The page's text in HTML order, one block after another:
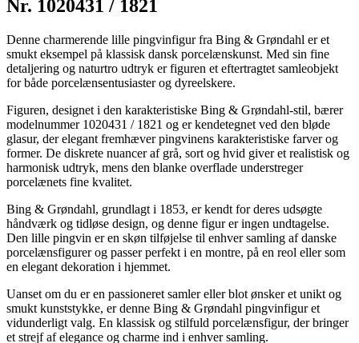
Nr. 1020431 / 1821
Denne charmerende lille pingvinfigur fra Bing & Grøndahl er et
smukt eksempel på klassisk dansk porcelænskunst. Med sin fine
detaljering og naturtro udtryk er figuren et eftertragtet samleobjekt
for både porcelænsentusiaster og dyreelskere.
Figuren, designet i den karakteristiske Bing & Grøndahl-stil, bærer
modelnummer 1020431 / 1821 og er kendetegnet ved den bløde
glasur, der elegant fremhæver pingvinens karakteristiske farver og
former. De diskrete nuancer af grå, sort og hvid giver et realistisk og
harmonisk udtryk, mens den blanke overflade understreger
porcelænets fine kvalitet.
Bing & Grøndahl, grundlagt i 1853, er kendt for deres udsøgte
håndværk og tidløse design, og denne figur er ingen undtagelse.
Den lille pingvin er en skøn tilføjelse til enhver samling af danske
porcelænsfigurer og passer perfekt i en montre, på en reol eller som
en elegant dekoration i hjemmet.
Uanset om du er en passioneret samler eller blot ønsker et unikt og
smukt kunststykke, er denne Bing & Grøndahl pingvinfigur et
vidunderligt valg. En klassisk og stilfuld porcelænsfigur, der bringer
et strejf af elegance og charme ind i enhver samling.